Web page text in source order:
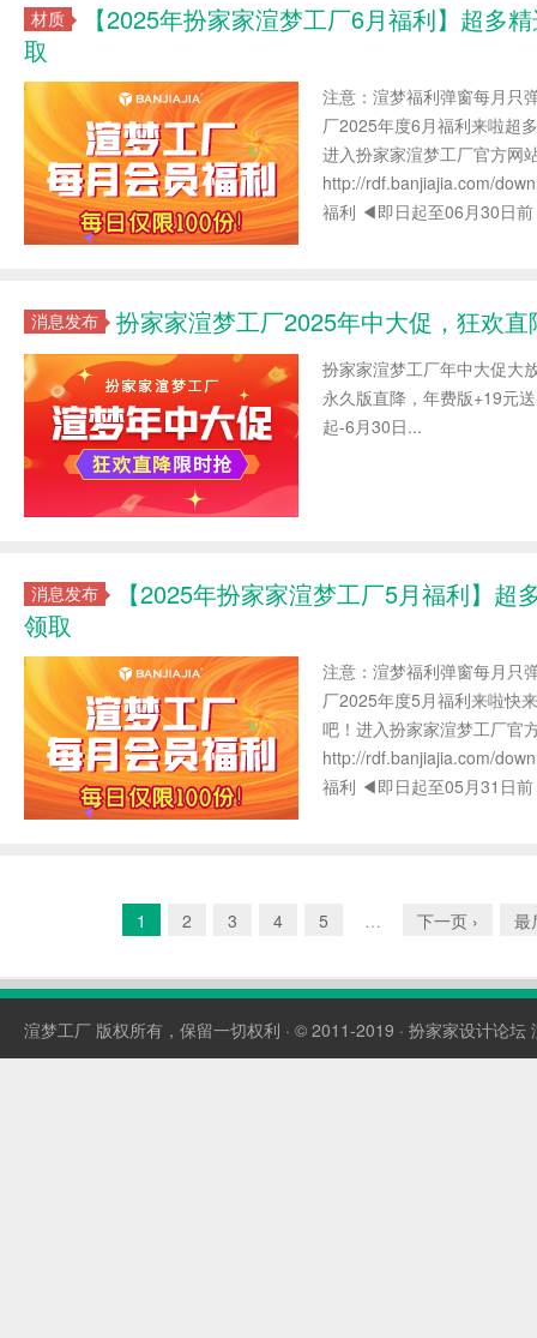
材质
【2025年扮家家渲梦工厂6月福利】超多
取
注意：渲梦福利弹窗每月只
厂2025年度6月福利来啦超
进入扮家家渲梦工厂官方网
http://rdf.banjiajia.com/
福利 ◀即日起至06月30日
消息发布 扮家家渲梦工厂2025年中大促，狂欢
扮家家渲梦工厂年中大促大
永久版直降，年费版+19元
起-6月30日...
消息发布
【2025年扮家家渲梦工厂5月福利】超
领取
注意：渲梦福利弹窗每月只
厂2025年度5月福利来啦快
吧！进入扮家家渲梦工厂官
http://rdf.banjiajia.com/
福利 ◀即日起至05月31日
1 2 3 4 5 … 下一页 › 最
渲梦工厂 版权所有，保留一切权利 · © 2011-2019 · 扮家家设计论坛